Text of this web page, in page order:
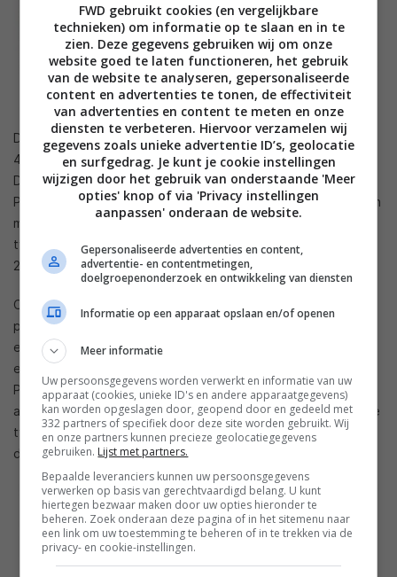
De H6400-serie bestaat uit modellen met een formaat van
48-inch tot 65-inch. Deze tv’s beschikken over Micro
Dimming, Clear Motion Rate 480, een web browser 3D Sound
Plus en een Full HD display. De overige specs komen overeen
met die van de H6350-serie modellen. De prijzen van deze
tv’s variëren van 1.449,99 dollar voor de 48-inch versie tot
2.999,99 dollar voor de 65-inch versie.
Ook is er informatie opgedoken over in ieder geval één
plasma tv die Samsung die jaar lanceert. De PS64H5000 is
een middenklasse plasma tv met een formaat van 64-inch en
een Full HD display. Ook beschikt de tv over een Clear Image
Panel, 600Hz Subfield Motion en Wide Color Enhancer. De
adviesprijs van deze tv bedraagt in de VS 2.099,99 dollar. De
tv wordt echter door Samsung zelf al aangeboden voor 700
dollar minder.
FWD gebruikt cookies (en vergelijkbare
technieken) om informatie op te slaan en in te
zien. Deze gegevens gebruiken wij om onze
website goed te laten functioneren, het gebruik
van de website te analyseren, gepersonaliseerde
content en advertenties te tonen, de effectiviteit
van advertenties en content te meten en onze
diensten te verbeteren. Hiervoor verzamelen wij
gegevens zoals unieke advertentie ID’s, geolocatie
en surfgedrag. Je kunt je cookie instellingen
wijzigen door het gebruik van onderstaande 'Meer
opties' knop of via 'Privacy instellingen
aanpassen' onderaan de website.
Gepersonaliseerde advertenties en content,
advertentie- en contentmetingen,
doelgroepenonderzoek en ontwikkeling van diensten
Informatie op een apparaat opslaan en/of openen
Meer informatie
Uw persoonsgegevens worden verwerkt en informatie van uw
apparaat (cookies, unieke ID's en andere apparaatgegevens)
kan worden opgeslagen door, geopend door en gedeeld met
332 partners of specifiek door deze site worden gebruikt. Wij
en onze partners kunnen precieze geolocatiegegevens
gebruiken. Lijst met partners.
Bepaalde leveranciers kunnen uw persoonsgegevens
verwerken op basis van gerechtvaardigd belang. U kunt
hiertegen bezwaar maken door uw opties hieronder te
beheren. Zoek onderaan deze pagina of in het sitemenu naar
een link om uw toestemming te beheren of in te trekken via de
privacy- en cookie-instellingen.